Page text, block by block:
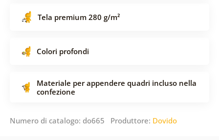
Tela premium 280 g/m²
Colori profondi
Materiale per appendere quadri incluso nella
confezione
Numero di catalogo: do665 Produttore: Dovido